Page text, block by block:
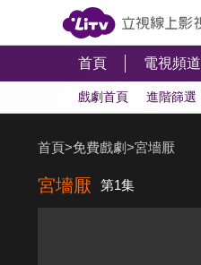
首頁 電視頻道
戲劇首頁 進階篩選
首頁>免費戲劇>宮墻厭
宮墻厭 第1集